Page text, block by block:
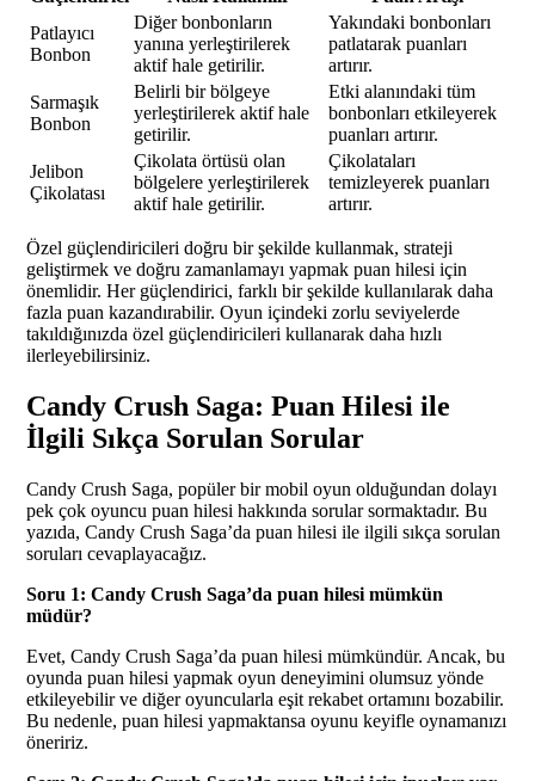
Patlayıcı
Bonbon
Diğer bonbonların
yanına yerleştirilerek
aktif hale getirilir.
Yakındaki bonbonları
patlatarak puanları
artırır.
Sarmaşık
Bonbon
Belirli bir bölgeye
yerleştirilerek aktif hale
getirilir.
Etki alanındaki tüm
bonbonları etkileyerek
puanları artırır.
Jelibon
Çikolatası
Çikolata örtüsü olan
bölgelere yerleştirilerek
aktif hale getirilir.
Çikolataları
temizleyerek puanları
artırır.
Özel güçlendiricileri doğru bir şekilde kullanmak, strateji
geliştirmek ve doğru zamanlamayı yapmak puan hilesi için
önemlidir. Her güçlendirici, farklı bir şekilde kullanılarak daha
fazla puan kazandırabilir. Oyun içindeki zorlu seviyelerde
takıldığınızda özel güçlendiricileri kullanarak daha hızlı
ilerleyebilirsiniz.
Candy Crush Saga: Puan Hilesi ile
İlgili Sıkça Sorulan Sorular
Candy Crush Saga, popüler bir mobil oyun olduğundan dolayı
pek çok oyuncu puan hilesi hakkında sorular sormaktadır. Bu
yazıda, Candy Crush Saga’da puan hilesi ile ilgili sıkça sorulan
soruları cevaplayacağız.
Soru 1: Candy Crush Saga’da puan hilesi mümkün
müdür?
Evet, Candy Crush Saga’da puan hilesi mümkündür. Ancak, bu
oyunda puan hilesi yapmak oyun deneyimini olumsuz yönde
etkileyebilir ve diğer oyuncularla eşit rekabet ortamını bozabilir.
Bu nedenle, puan hilesi yapmaktansa oyunu keyifle oynamanızı
öneririz.